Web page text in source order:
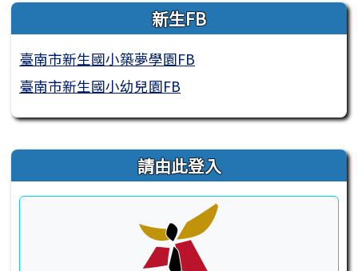
新生FB
臺南市新生國小築夢學園FB
臺南市新生國小幼兒園FB
右邊區域內容 請由此登入